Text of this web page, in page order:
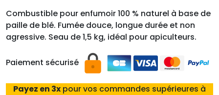
Combustible pour enfumoir 100 % naturel à base de
paille de blé. Fumée douce, longue durée et non
agressive. Seau de 1,5 kg, idéal pour apiculteurs.
Paiement sécurisé
Payez en 3x pour vos commandes supérieures à